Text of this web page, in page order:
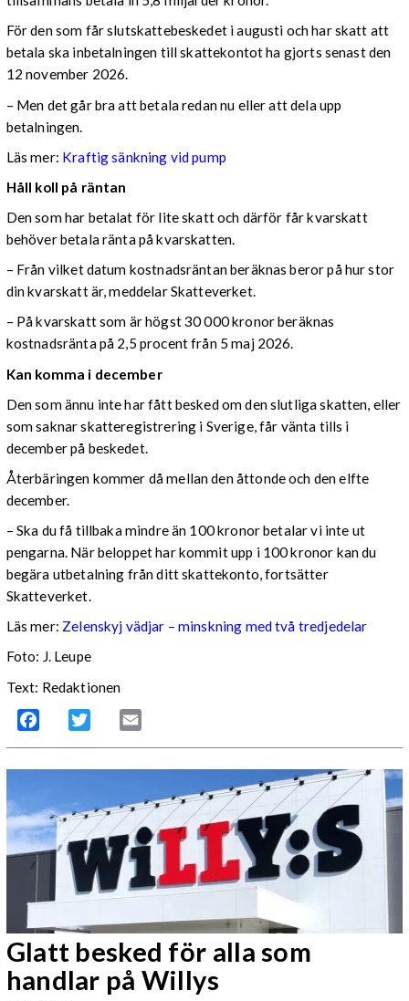
För den som får slutskattebeskedet i augusti och har skatt att
betala ska inbetalningen till skattekontot ha gjorts senast den
12 november 2026.
– Men det går bra att betala redan nu eller att dela upp
betalningen.
Läs mer: Kraftig sänkning vid pump
Håll koll på räntan
Den som har betalat för lite skatt och därför får kvarskatt
behöver betala ränta på kvarskatten.
– Från vilket datum kostnadsräntan beräknas beror på hur stor
din kvarskatt är, meddelar Skatteverket.
– På kvarskatt som är högst 30 000 kronor beräknas
kostnadsränta på 2,5 procent från 5 maj 2026.
Kan komma i december
Den som ännu inte har fått besked om den slutliga skatten, eller
som saknar skatteregistrering i Sverige, får vänta tills i
december på beskedet.
Återbäringen kommer då mellan den åttonde och den elfte
december.
– Ska du få tillbaka mindre än 100 kronor betalar vi inte ut
pengarna. När beloppet har kommit upp i 100 kronor kan du
begära utbetalning från ditt skattekonto, fortsätter
Skatteverket.
Läs mer: Zelenskyj vädjar – minskning med två tredjedelar
Foto: J. Leupe
Text: Redaktionen
Facebook Twitter
Glatt besked för alla som
handlar på Willys